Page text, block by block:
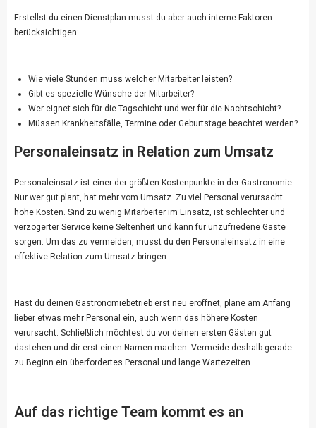
Erstellst du einen Dienstplan musst du aber auch interne Faktoren
berücksichtigen:
Wie viele Stunden muss welcher Mitarbeiter leisten?
Gibt es spezielle Wünsche der Mitarbeiter?
Wer eignet sich für die Tagschicht und wer für die Nachtschicht?
Müssen Krankheitsfälle, Termine oder Geburtstage beachtet werden?
Personaleinsatz in Relation zum Umsatz
Personaleinsatz ist einer der größten Kostenpunkte in der Gastronomie.
Nur wer gut plant, hat mehr vom Umsatz. Zu viel Personal verursacht
hohe Kosten. Sind zu wenig Mitarbeiter im Einsatz, ist schlechter und
verzögerter Service keine Seltenheit und kann für unzufriedene Gäste
sorgen. Um das zu vermeiden, musst du den Personaleinsatz in eine
effektive Relation zum Umsatz bringen.
Hast du deinen Gastronomiebetrieb erst neu eröffnet, plane am Anfang
lieber etwas mehr Personal ein, auch wenn das höhere Kosten
verursacht. Schließlich möchtest du vor deinen ersten Gästen gut
dastehen und dir erst einen Namen machen. Vermeide deshalb gerade
zu Beginn ein überfordertes Personal und lange Wartezeiten.
Auf das richtige Team kommt es an